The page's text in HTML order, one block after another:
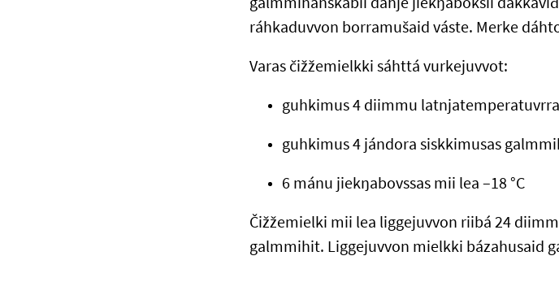
galmmihanskábii dahje jiekŋaboksii
ráhkaduvvon borramušaid váste. Merke
Varas čižžemielkki sáhttá vurkejuvvot:
guhkimus 4 diimmu
guhkimus 4 jándora siskkimusas
6 mánu jiekŋabovssas mii lea –18 °C
Čižžemielki mii lea liggejuvvon riibá 24
galmmihit. Liggejuvvon mielkki bázahusaid